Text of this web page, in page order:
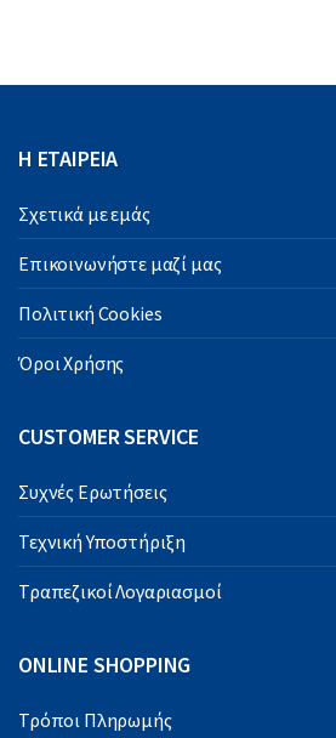
Η ΕΤΑΙΡΕΙΑ
Σχετικά με εμάς
Επικοινωνήστε μαζί μας
Πολιτική Cookies
Όροι Χρήσης
CUSTOMER SERVICE
Συχνές Ερωτήσεις
Τεχνική Υποστήριξη
Τραπεζικοί Λογαριασμοί
ONLINE SHOPPING
Τρόποι Πληρωμής